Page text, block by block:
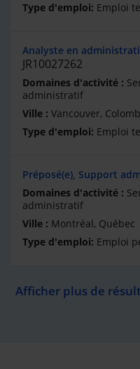
Emploi
Analyste en
JR10027262
administratif
Vancouver,
Emploi
Préposé(e), Support
administratif
Montréal, Québec
Emploi
Afficher plus de